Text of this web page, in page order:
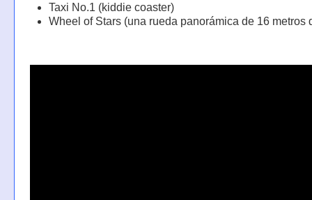
Taxi No.1 (kiddie coaster)
Wheel of Stars (una rueda panorámica de 16 metros